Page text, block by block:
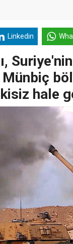
Linkedin
Münbiç
hale